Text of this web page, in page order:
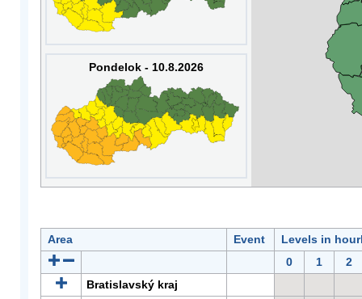
Pondelok - 10.8.2026
Area Event
Levels in
0
1
2
Bratislavský kraj